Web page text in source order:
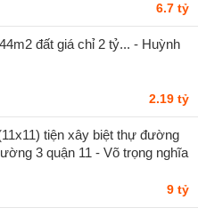
6.7 tỷ
đất giá chỉ 2 tỷ... - Huỳnh
2.19 tỷ
tiện xây biệt thự đường
3 quận 11 - Võ trọng nghĩa
9 tỷ